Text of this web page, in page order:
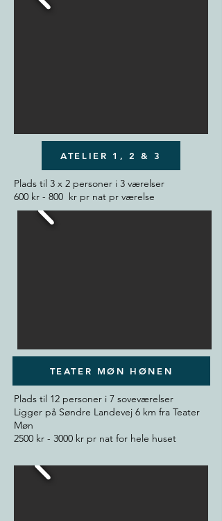
ATELIER 1, 2 & 3
Plads til 3 x 2 personer i 3 værelser
600 kr - 800 kr pr nat pr værelse
TEATER MØN HØNEN
Plads til 12 personer i 7 soveværelser
Ligger på Søndre Landevej 6 km fra Teater
Møn
2500 kr - 3000 kr pr nat for hele huset